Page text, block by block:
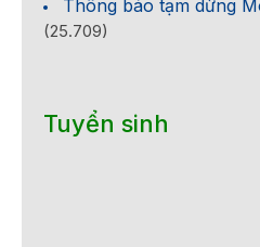
Thông báo tạm dừng
(25.709)
Tuyển sinh